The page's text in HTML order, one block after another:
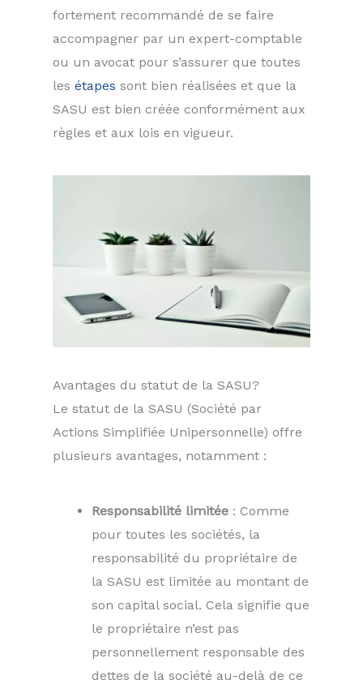
fortement recommandé de se faire
accompagner par un expert-comptable
ou un avocat pour s’assurer que toutes
les étapes sont bien réalisées et que la
SASU est bien créée conformément aux
règles et aux lois en vigueur.
Avantages du statut de la SASU?
Le statut de la SASU (Société par
Actions Simplifiée Unipersonnelle) offre
plusieurs avantages, notamment :
Responsabilité limitée : Comme
pour toutes les sociétés, la
responsabilité du propriétaire de
la SASU est limitée au montant de
son capital social. Cela signifie que
le propriétaire n’est pas
personnellement responsable des
dettes de la société au-delà de ce